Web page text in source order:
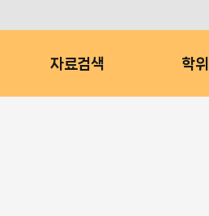
자료검색 학